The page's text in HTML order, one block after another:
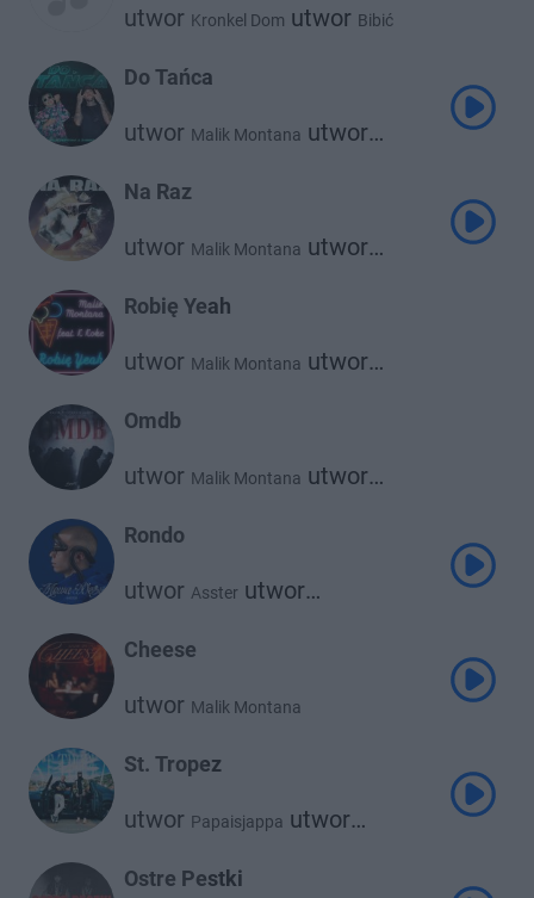
utwor Kronkel Dom utwor Bibić
Do Tańca
utwor Malik Montana utwor
Na Raz
utwor Malik Montana utwor
Robię Yeah
utwor Malik Montana utwor
Omdb
utwor Malik Montana utwor
Rondo
utwor Asster utwor
Cheese
utwor Malik Montana
St. Tropez
utwor Papaisjappa utwor
Ostre Pestki